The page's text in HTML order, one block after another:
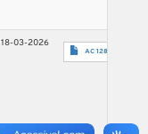
18-03-2026
AC 128 2025 -